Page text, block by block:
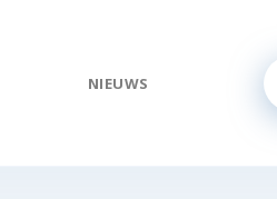
NIEUWS